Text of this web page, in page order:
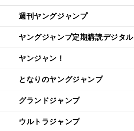
週刊ヤングジャンプ
ヤングジャンプ定期購読デジタル
ヤンジャン！
となりのヤングジャンプ
グランドジャンプ
ウルトラジャンプ